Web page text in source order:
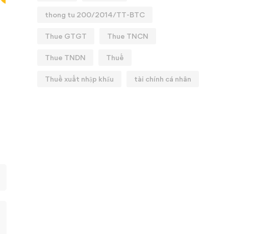
thong tu 200/2014/TT-BTC
Thue GTGT Thue TNCN
Thue TNDN Thuế
Thuế xuất nhập khẩu tài chính cá nhân